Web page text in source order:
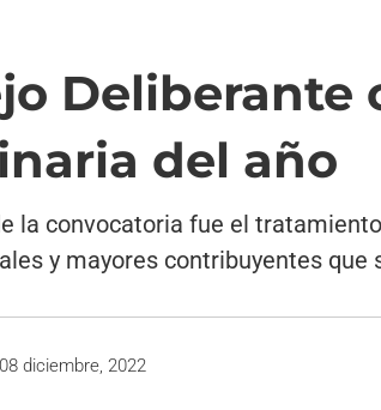
Deliberante
del año
la convocatoria fue el
y mayores contribuyentes
diciembre, 2022